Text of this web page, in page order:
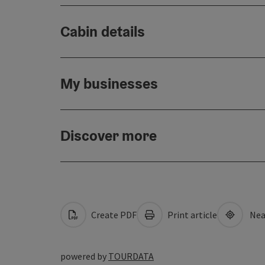
Cabin details
My businesses
Discover more
Create PDF Print article
powered by TOURDATA